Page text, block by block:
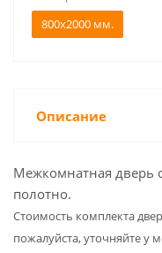
800x2000 мм.
Описание
Межкомнатная дверь
полотно.
Cтоимость комплекта
пожалуйста, уточняйте у